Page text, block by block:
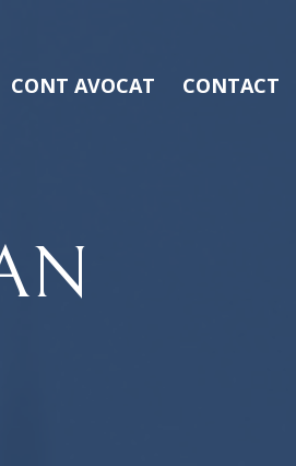
CONT AVOCAT CONTACT